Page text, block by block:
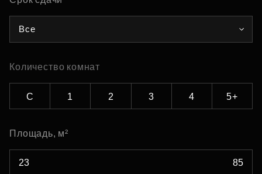
Все
Количество комнат
С 1 2 3 4 5+
Площадь, м²